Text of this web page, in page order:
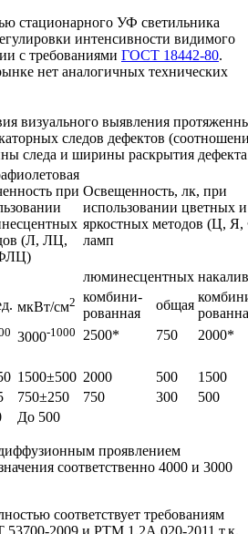
стационарного УФ светильника
интенсивности видимого
с требованиями ГОСТ 18442-80.
нет аналогичных технических
визуального выявления
следов дефектов
следа и ширины раскрытия
при
(Л, ЛЦ,
Освещенность, лк, при
использовании цветных и
яркостных методов (Ц,
ламп
люминесцентных
мкВт/см2 комбини-
рованная
общая
3000-1000 2500* 750
2000*
1500±500 2000 500
1500
750±250 750 300
500
До 500
проявлением
соответственно 4000 и 3000
соответствует требованиям
2009 и РТМ 1.2А.020-2011 т.к.